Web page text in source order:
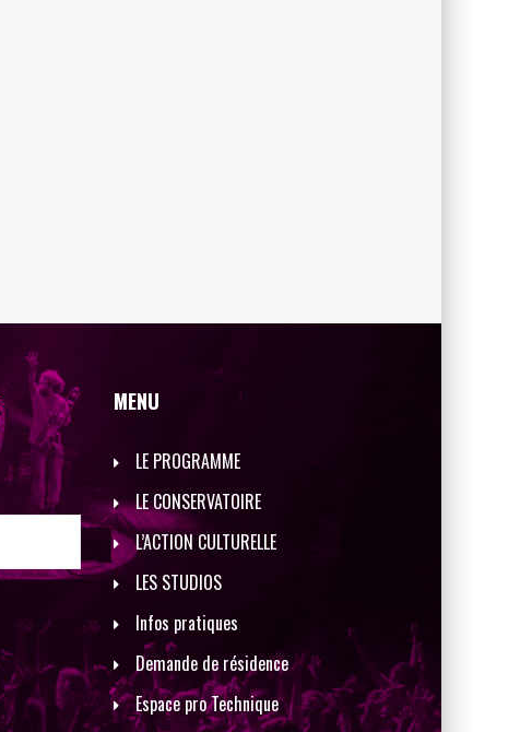
MENU
LE PROGRAMME
LE CONSERVATOIRE
L’ACTION CULTURELLE
LES STUDIOS
Infos pratiques
Demande de résidence
Espace pro Technique